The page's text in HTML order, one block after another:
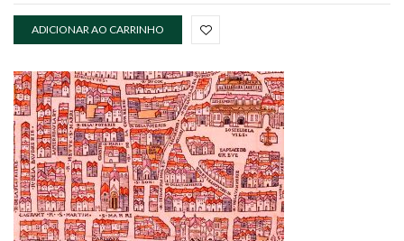
ADICIONAR AO CARRINHO